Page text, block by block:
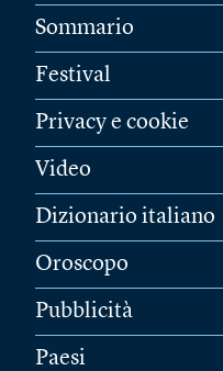
Sommario
Festival
Privacy e cookie
Video
Dizionario italiano
Oroscopo
Pubblicità
Paesi